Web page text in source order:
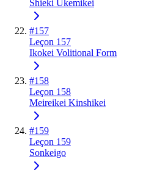
Shieki Ukemikei
#157
Leçon 157
Ikokei Volitional Form
#158
Leçon 158
Meireikei Kinshikei
#159
Leçon 159
Sonkeigo